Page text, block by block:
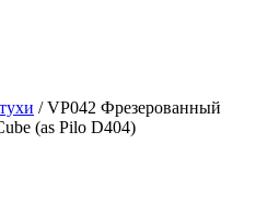
/ VP042 Фрезерованный
(as Pilo D404)